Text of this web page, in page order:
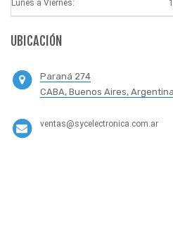
Lunes a Viernes:
UBICACIÓN
Paraná 274
CABA, Buenos Aires, Argentina
ventas@sycelectronica.com.ar